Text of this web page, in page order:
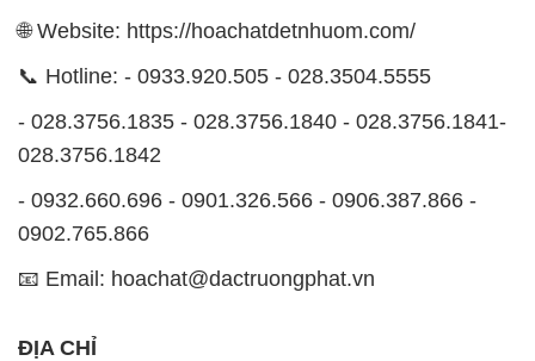
🌐 Website: https://hoachatdetnhuom.com/
📞 Hotline: - 0933.920.505 - 028.3504.5555
- 028.3756.1835 - 028.3756.1840 - 028.3756.1841-
028.3756.1842
- 0932.660.696 - 0901.326.566 - 0906.387.866 -
0902.765.866
📧 Email: hoachat@dactruongphat.vn
ĐỊA CHỈ